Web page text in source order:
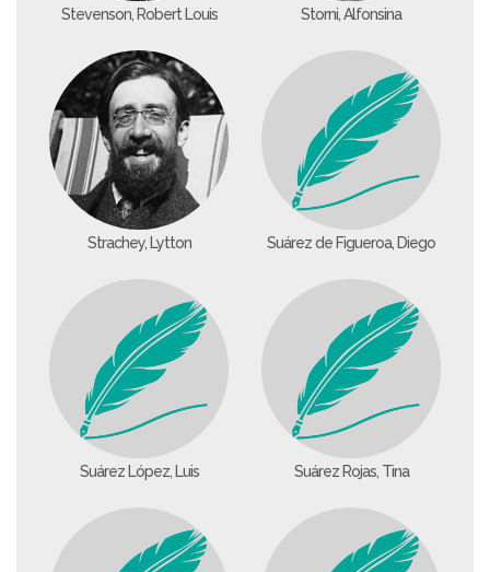
Stevenson, Robert Louis Storni, Alfonsina
Strachey, Lytton Suárez de Figueroa, Diego
Suárez López, Luis Suárez Rojas, Tina